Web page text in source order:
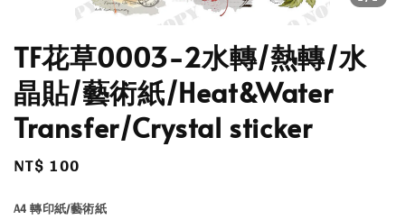
TF花草0003-2水轉/熱轉/水
晶貼/藝術紙/Heat&Water
Transfer/Crystal sticker
Regular
NT$ 100
A4 轉印紙/藝術紙